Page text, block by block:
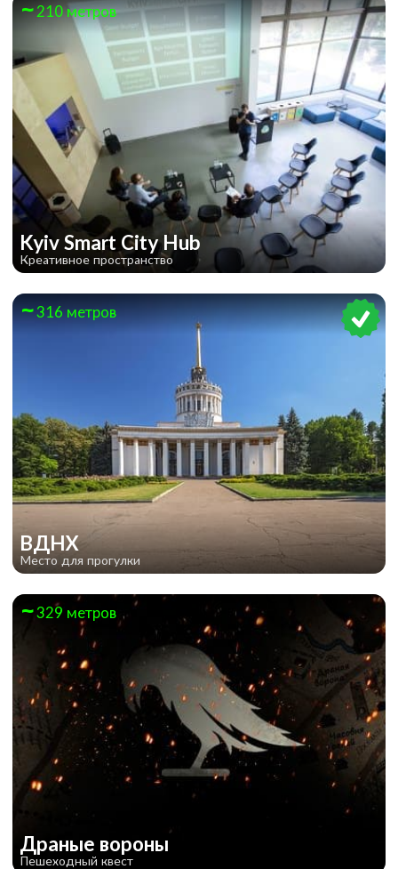
210 метров
Kyiv Smart City Hub
Креативное пространство
316 метров
ВДНХ
Место для прогулки
329 метров
Драные вороны
Пешеходный квест